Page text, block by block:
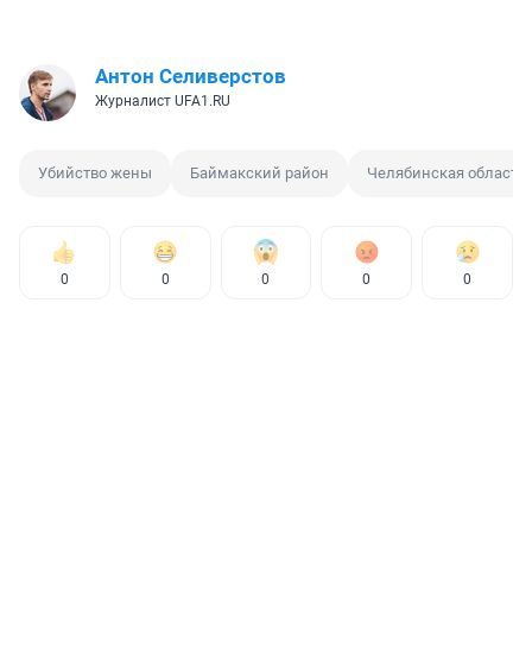
Антон Селиверстов
Журналист UFA1.RU
Убийство жены Баймакский район Челябинская область
0 0 0 0 0